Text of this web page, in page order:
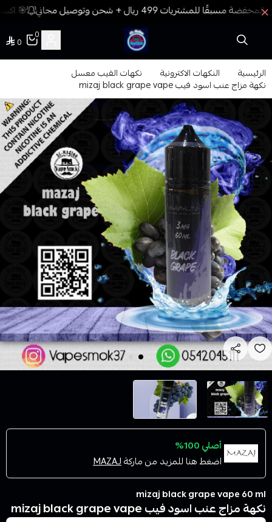
🎯
فيب المدينة
0
0
الرئيسية النكهات الاكترونية نكهات الفيب معسل
نكهة مزاج عنب اسود فيب mizaj black grape vape
أصلي 100%
اضغط هنا للمزيد من ماركةMAZAJ
mizaj black grape vape 60 ml
نكهة مزاج عنب اسود فيب mizaj black grape vape